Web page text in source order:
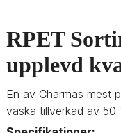
RPET
upplevd
En av Charmas mest
väska tillverkad av 50